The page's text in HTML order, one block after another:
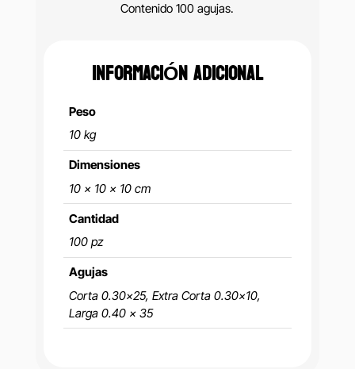
Contenido 100 agujas.
INFORMACIÓN ADICIONAL
Peso
10 kg
Dimensiones
10 × 10 × 10 cm
Cantidad
100 pz
Agujas
Corta 0.30×25, Extra Corta 0.30×10,
Larga 0.40 x 35